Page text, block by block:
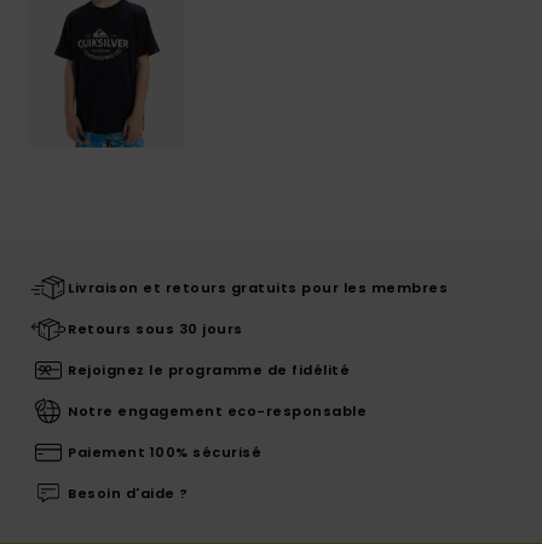
Livraison et retours gratuits pour les membres
Retours sous 30 jours
Rejoignez le programme de fidélité
Notre engagement eco-responsable
Paiement 100% sécurisé
Besoin d'aide ?